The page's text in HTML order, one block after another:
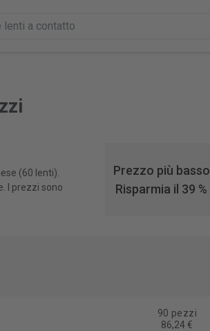
(60 lenti).
I prezzi sono
Prezzo più basso
Risparmia il 39 %
90 pezzi
86,24 €